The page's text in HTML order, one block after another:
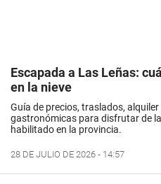
Escapada a Las Leñas:
en la nieve
Guía de precios, traslados,
gastronómicas para disfrutar de
habilitado en la provincia.
28 DE JULIO DE 2026 - 14:57